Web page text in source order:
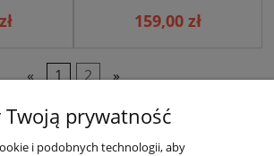
159,00 zł
« 1 2 »
Twoją prywatność
i podobnych technologii, aby